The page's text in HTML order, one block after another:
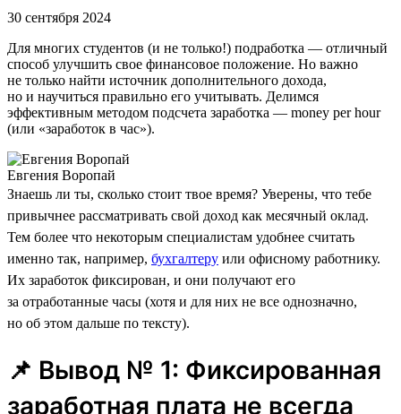
30 сентября 2024
Для многих студентов (и не только!) подработка — отличный
способ улучшить свое финансовое положение. Но важно
не только найти источник дополнительного дохода,
но и научиться правильно его учитывать. Делимся
эффективным методом подсчета заработка — money per hour
(или «заработок в час»).
Евгения Воропай
Знаешь ли ты, сколько стоит твое время? Уверены, что тебе
привычнее рассматривать свой доход как месячный оклад.
Тем более что некоторым специалистам удобнее считать
именно так, например, бухгалтеру или офисному работнику.
Их заработок фиксирован, и они получают его
за отработанные часы (хотя и для них не все однозначно,
но об этом дальше по тексту).
📌 Вывод № 1: Фиксированная
заработная плата не всегда